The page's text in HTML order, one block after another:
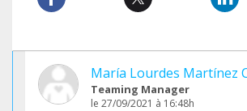
María Lourdes Martínez
Teaming Manager
le 27/09/2021 à 16:48h